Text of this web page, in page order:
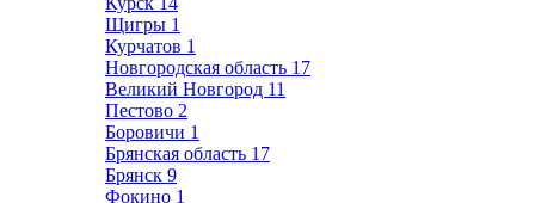
Щигры 1
Курчатов 1
Новгородская область 17
Великий Новгород 11
Пестово 2
Боровичи 1
Брянская область 17
Брянск 9
Фокино 1